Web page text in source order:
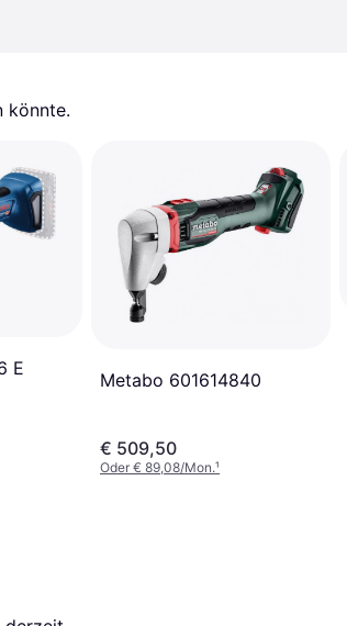
könnte.
E
Metabo 601614840
€ 509,50
Oder € 89,08/Mon.¹